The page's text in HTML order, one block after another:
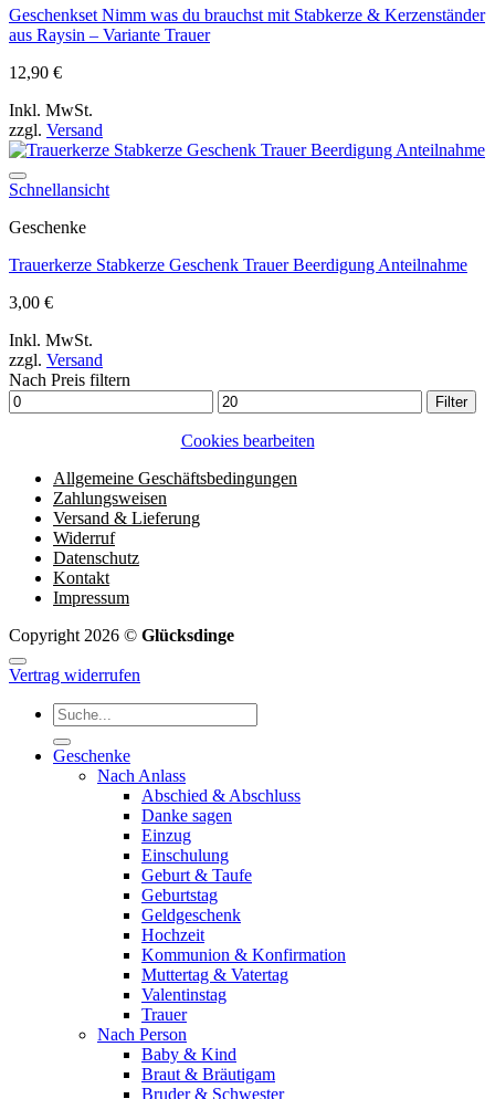
Geschenkset Nimm was du brauchst mit Stabkerze & Kerzenständer
aus Raysin – Variante Trauer
12,90 €
Inkl. MwSt.
zzgl. Versand
Schnellansicht
Geschenke
Trauerkerze Stabkerze Geschenk Trauer Beerdigung Anteilnahme
3,00 €
Inkl. MwSt.
zzgl. Versand
Nach Preis filtern
Min.
Preis
Max.
Preis
Filter
Cookies bearbeiten
Allgemeine Geschäftsbedingungen
Zahlungsweisen
Versand & Lieferung
Widerruf
Datenschutz
Kontakt
Impressum
Copyright 2026 © Glücksdinge
Vertrag widerrufen
Suchen
nach:
Geschenke
Nach Anlass
Abschied & Abschluss
Danke sagen
Einzug
Einschulung
Geburt & Taufe
Geburtstag
Geldgeschenk
Hochzeit
Kommunion & Konfirmation
Muttertag & Vatertag
Valentinstag
Trauer
Nach Person
Baby & Kind
Braut & Bräutigam
Bruder & Schwester